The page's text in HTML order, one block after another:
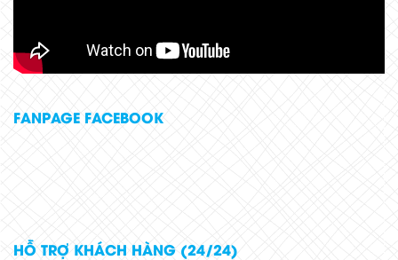
FANPAGE FACEBOOK
HỖ TRỢ KHÁCH HÀNG (24/24)